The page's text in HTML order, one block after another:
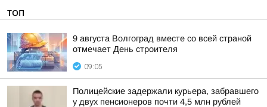
ТОП
9 августа Волгоград вместе со всей страной
отмечает День строителя
09:05
Полицейские задержали курьера, забравшего
у двух пенсионеров почти 4,5 млн рублей